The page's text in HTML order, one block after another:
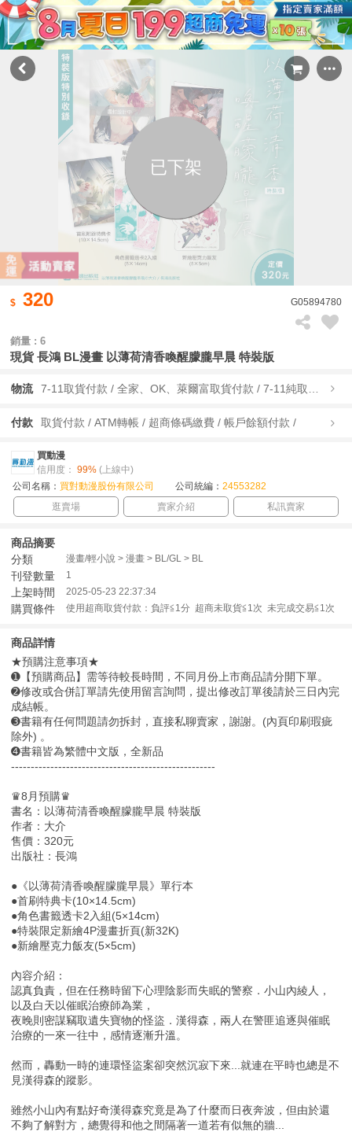
已下架
320 G05894780
銷量 : 6
現貨 長鴻 BL漫畫 以薄荷清香喚醒朦朧早晨 特裝版
物流
付款 取貨付款 / ATM轉帳 / 超商條碼繳費 / 帳戶餘額付款 /
買動漫
信用度： 99% (上線中)
公司名稱： 買對動漫股份有限公司 公司統編： 24553282
逛賣場
賣家介紹 私訊賣家
商品摘要
分類
漫畫/輕小說 > 漫畫 > BL/GL > BL
刊登數量 1
上架時間 2025-05-23 22:37:34
購買條件 使用超商取貨付款：負評≦1分 超商未取貨≦1次 未完成交易≦1次
商品詳情
★預購注意事項★
➊【預購商品】需等待較長時間，不同月份上市商品請分開下單。
➋修改或合併訂單請先使用留言詢問，提出修改訂單後請於三日內完
成結帳。
➌書籍有任何問題請勿拆封，直接私聊賣家，謝謝。(內頁印刷瑕疵
除外) 。
➍書籍皆為繁體中文版，全新品
----------------------------------------------------
♛8月預購♛
書名：以薄荷清香喚醒朦朧早晨 特裝版
作者：大介
售價：320元
出版社：長鴻
●《以薄荷清香喚醒朦朧早晨》單行本
●首刷特典卡(10×14.5cm)
●角色書籤透卡2入組(5×14cm)
●特裝限定新繪4P漫畫折頁(新32K)
●新繪壓克力飯友(5×5cm)
內容介紹：
認真負責，但在任務時留下心理陰影而失眠的警察．小山內綾人，
以及白天以催眠治療師為業，
夜晚則密謀竊取遺失寶物的怪盜．漢得森，兩人在警匪追逐與催眠
治療的一來一往中，感情逐漸升溫。
然而，轟動一時的連環怪盜案卻突然沉寂下來...就連在平時也總是不
見漢得森的蹤影。
雖然小山內有點好奇漢得森究竟是為了什麼而日夜奔波，但由於還
不夠了解對方，總覺得和他之間隔著一道若有似無的牆...